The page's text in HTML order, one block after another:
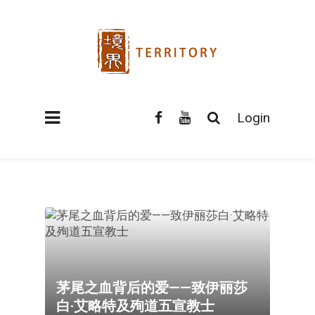
Login
茅尾之血背后的爱——致伊丽莎
白·艾略特及殉道五宣教士